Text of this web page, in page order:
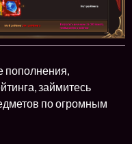
пополнения,
займитесь
по огромным